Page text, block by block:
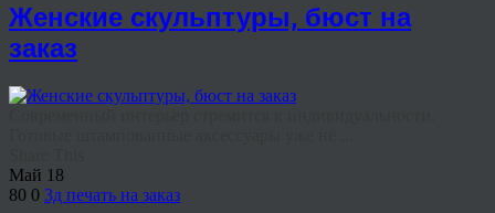
Женские скульптуры, бюст на
заказ
Май 18
80 0 3д печать на заказ